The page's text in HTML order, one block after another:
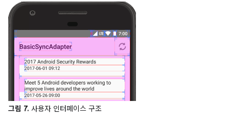
그림 7. 사용자 인터페이스 구조